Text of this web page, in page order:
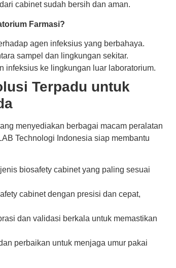
cabinet sudah bersih dan aman.
Farmasi?
agen infeksius yang berbahaya.
sampel dan lingkungan sekitar.
infeksius ke lingkungan luar laboratorium.
Terpadu untuk
menyediakan berbagai macam peralatan
Technologi Indonesia siap membantu
biosafety cabinet yang paling sesuai
cabinet dengan presisi dan cepat,
dan validasi berkala untuk memastikan
perbaikan untuk menjaga umur pakai